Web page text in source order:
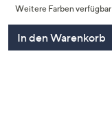
Weitere Farben verfügbar
In den Warenkorb